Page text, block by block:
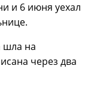
и 6 июня уехал
шла на
через два